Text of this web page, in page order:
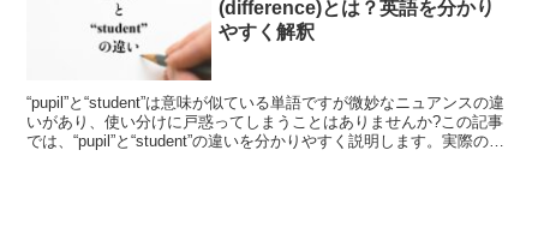
(difference)とは？英語を分かり
やすく解釈
“pupil”と“student”は意味が似ている単語ですが微妙なニュアンスの違
いがあり、使い分けに戸惑ってしまうことはありませんか?この記事
では、“pupil”と“student”の違いを分かりやすく説明します。実際の英